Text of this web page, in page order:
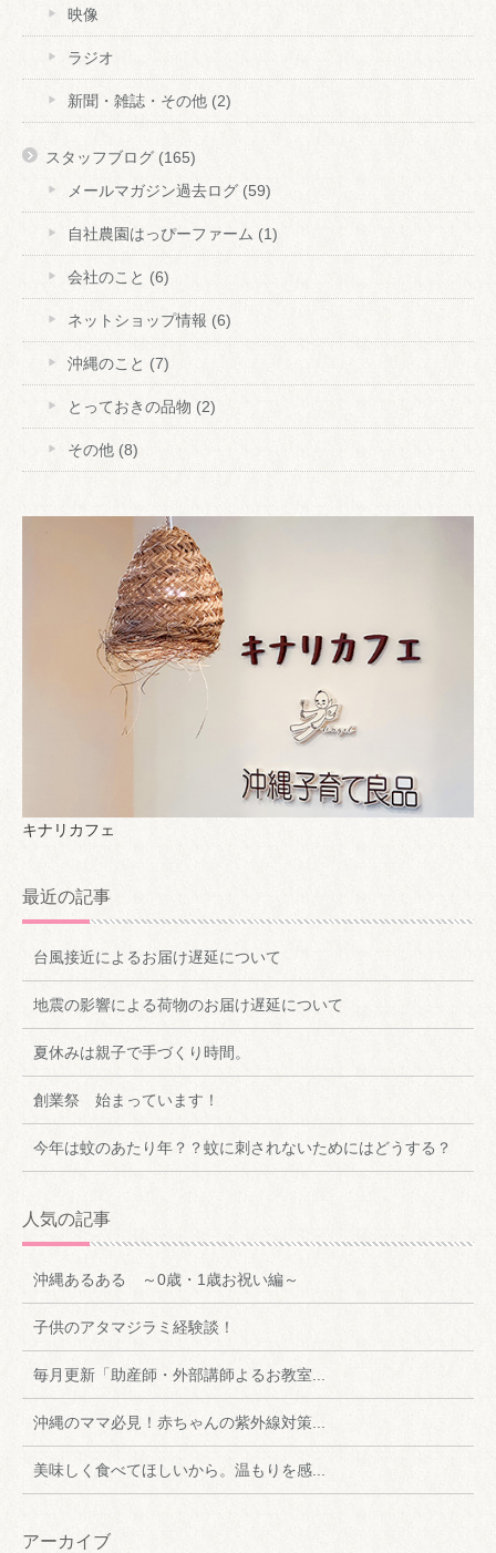
映像
ラジオ
新聞・雑誌・その他 (2)
スタッフブログ (165)
メールマガジン過去ログ (59)
自社農園はっぴーファーム (1)
会社のこと (6)
ネットショップ情報 (6)
沖縄のこと (7)
とっておきの品物 (2)
その他 (8)
キナリカフェ
最近の記事
台風接近によるお届け遅延について
地震の影響による荷物のお届け遅延について
夏休みは親子で手づくり時間。
創業祭 始まっています！
今年は蚊のあたり年？？蚊に刺されないためにはどうする？
人気の記事
沖縄あるある ～0歳・1歳お祝い編～
子供のアタマジラミ経験談！
毎月更新「助産師・外部講師よるお教室...
沖縄のママ必見！赤ちゃんの紫外線対策...
美味しく食べてほしいから。温もりを感...
アーカイブ